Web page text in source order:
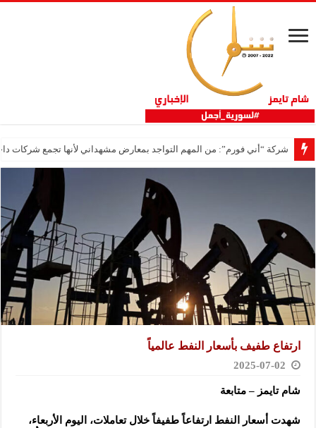
شركة “أني فورم”: من المهم التواجد بمعارض مشهداني لأنها تجمع شركات
ارتفاع طفيف بأسعار النفط عالمياً
2025-07-02
شام تايمز – متابعة
شهدت أسعار النفط ارتفاعاً طفيفاً خلال تعاملات، اليوم الأربعاء،